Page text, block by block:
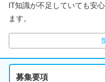
IT知識が不足していても安
ます。
募集要項